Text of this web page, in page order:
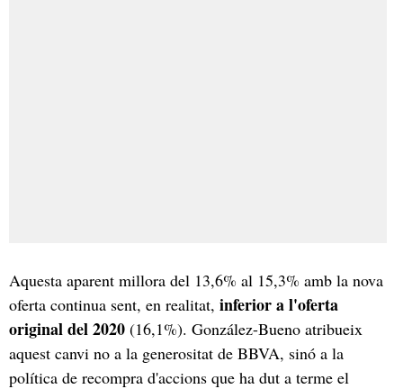
Aquesta aparent millora del 13,6% al 15,3% amb la nova
oferta continua sent, en realitat, inferior a l'oferta
original del 2020 (16,1%). González-Bueno atribueix
aquest canvi no a la generositat de BBVA, sinó a la
política de recompra d'accions que ha dut a terme el